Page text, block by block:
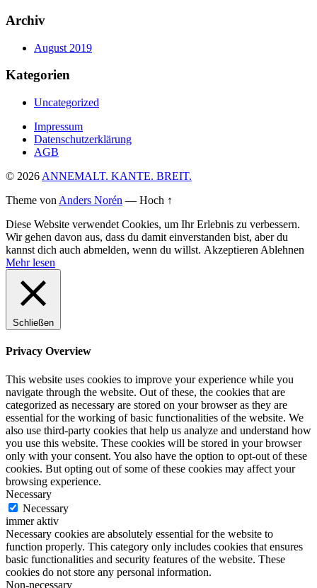
Archiv
August 2019
Kategorien
Uncategorized
Impressum
Datenschutzerklärung
AGB
© 2026 ANNEMALT. KANTE. BREIT.
Theme von Anders Norén — Hoch ↑
Diese Website verwendet Cookies, um Ihr Erlebnis zu verbessern.
Wir gehen davon aus, dass du damit einverstanden bist, aber du
kannst dich auch abmelden, wenn du willst. Akzeptieren Ablehnen
Mehr lesen
Schließen
Privacy Overview
This website uses cookies to improve your experience while you
navigate through the website. Out of these, the cookies that are
categorized as necessary are stored on your browser as they are
essential for the working of basic functionalities of the website. We
also use third-party cookies that help us analyze and understand how
you use this website. These cookies will be stored in your browser
only with your consent. You also have the option to opt-out of these
cookies. But opting out of some of these cookies may affect your
browsing experience.
Necessary
Necessary
immer aktiv
Necessary cookies are absolutely essential for the website to
function properly. This category only includes cookies that ensures
basic functionalities and security features of the website. These
cookies do not store any personal information.
Non-necessary